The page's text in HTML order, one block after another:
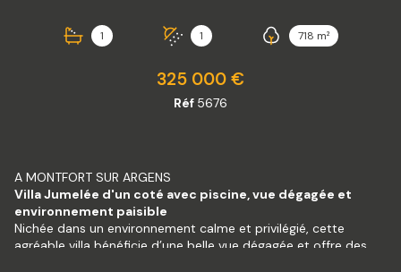
1 1 718 m²
325 000 €
Réf 5676
A MONTFORT SUR ARGENS
Villa Jumelée d'un coté avec piscine, vue dégagée et
environnement paisible
Nichée dans un environnement calme et privilégié, cette
agréable villa bénéficie d’une belle vue dégagée et offre des